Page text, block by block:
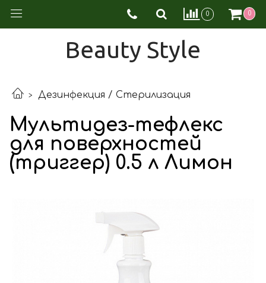
0 0
Beauty Style
Дезинфекция / Стерилизация
Мультидез-тефлекс
для поверхностей
(триггер) 0.5 л Лимон